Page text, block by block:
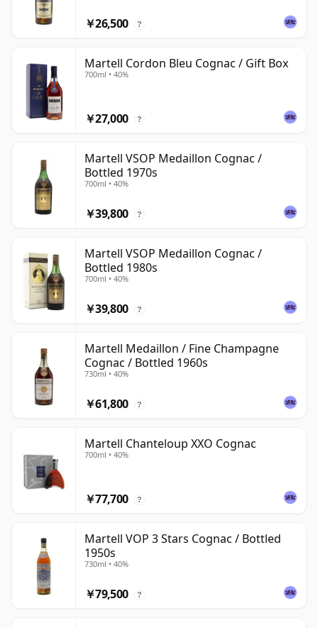
￥26,500 ?
Martell Cordon Bleu Cognac / Gift Box
700ml • 40%
￥27,000 ?
Martell VSOP Medaillon Cognac /
Bottled 1970s
700ml • 40%
￥39,800 ?
Martell VSOP Medaillon Cognac /
Bottled 1980s
700ml • 40%
￥39,800 ?
Martell Medaillon / Fine Champagne
Cognac / Bottled 1960s
730ml • 40%
￥61,800 ?
Martell Chanteloup XXO Cognac
700ml • 40%
￥77,700 ?
Martell VOP 3 Stars Cognac / Bottled
1950s
730ml • 40%
￥79,500 ?